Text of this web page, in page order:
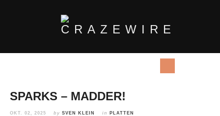
SPARKS – MADDER!
OKT. 02, 2025 by SVEN KLEIN in PLATTEN